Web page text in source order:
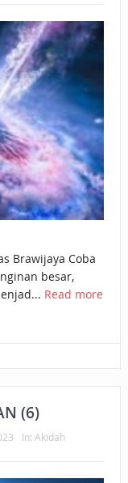
Brawijaya Coba
besar,
Read more
(6)
In: Akidah